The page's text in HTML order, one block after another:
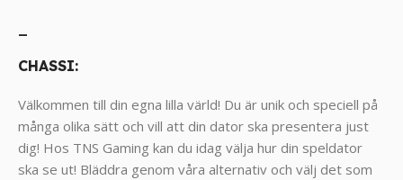
CHASSI:
Välkommen till din egna lilla värld! Du är unik och speciell på
många olika sätt och vill att din dator ska presentera just
dig! Hos TNS Gaming kan du idag välja hur din speldator
ska se ut! Bläddra genom våra alternativ och välj det som